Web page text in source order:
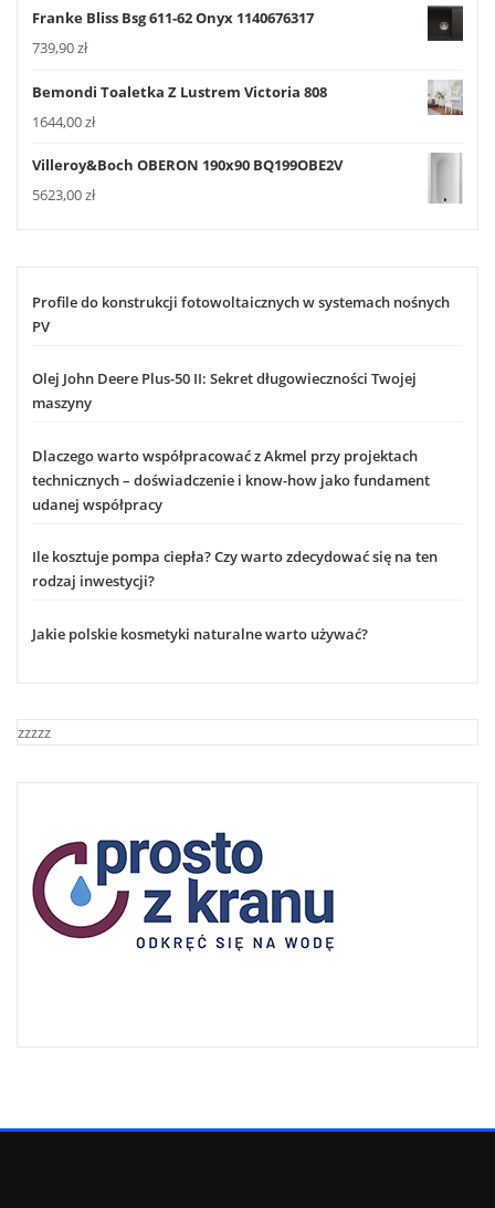
Franke Bliss Bsg 611-62 Onyx 1140676317
739,90zł
Bemondi Toaletka Z Lustrem Victoria 808
1644,00zł
Villeroy&Boch OBERON 190x90 BQ199OBE2V
5623,00zł
Profile do konstrukcji fotowoltaicznych w systemach nośnych
PV
Olej John Deere Plus-50 II: Sekret długowieczności Twojej
maszyny
Dlaczego warto współpracować z Akmel przy projektach
technicznych – doświadczenie i know-how jako fundament
udanej współpracy
Ile kosztuje pompa ciepła? Czy warto zdecydować się na ten
rodzaj inwestycji?
Jakie polskie kosmetyki naturalne warto używać?
zzzzz